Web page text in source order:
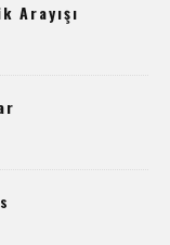
Arayışı